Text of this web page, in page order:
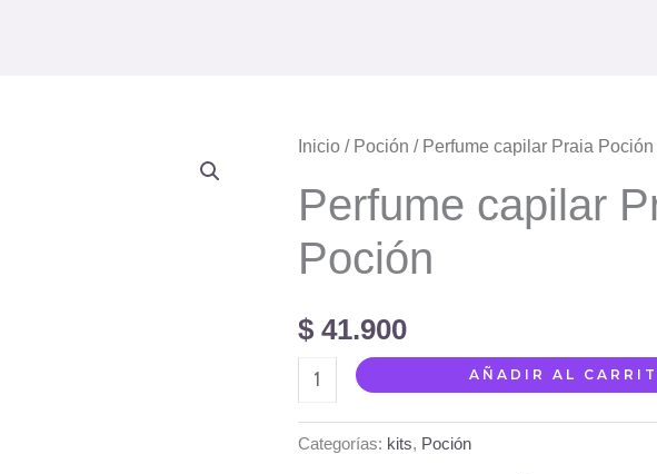
Inicio/ Poción / Perfume capilar Praia Poción
Perfume capilar
Poción
$41.900
Perfume
Praia
cantidad
AÑADIR AL
Categorías: kits, Poción